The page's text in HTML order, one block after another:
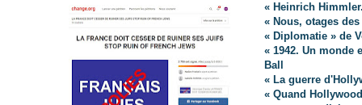
« Heinrich
« Nous, otages
« Diplomatie » de
« 1942. Un monde
Ball
« La guerre
« Quand